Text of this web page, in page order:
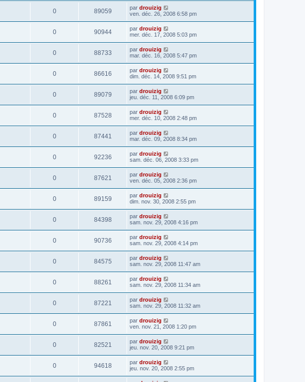
0 89059 par drouizig
ven. déc. 26, 2008 6:58 pm
0 90944 par drouizig
mer. déc. 17, 2008 5:03 pm
0 88733 par drouizig
mar. déc. 16, 2008 5:47 pm
0 86616 par drouizig
dim. déc. 14, 2008 9:51 pm
0 89079 par drouizig
jeu. déc. 11, 2008 6:09 pm
0 87528 par drouizig
mer. déc. 10, 2008 2:48 pm
0 87441 par drouizig
mar. déc. 09, 2008 8:34 pm
0 92236 par drouizig
sam. déc. 06, 2008 3:33 pm
0 87621 par drouizig
ven. déc. 05, 2008 2:36 pm
0 89159 par drouizig
dim. nov. 30, 2008 2:55 pm
0 84398 par drouizig
sam. nov. 29, 2008 4:16 pm
0 90736 par drouizig
sam. nov. 29, 2008 4:14 pm
0 84575 par drouizig
sam. nov. 29, 2008 11:47 am
0 88261 par drouizig
sam. nov. 29, 2008 11:34 am
0 87221 par drouizig
sam. nov. 29, 2008 11:32 am
0 87861 par drouizig
ven. nov. 21, 2008 1:20 pm
0 82521 par drouizig
jeu. nov. 20, 2008 9:21 pm
0 94618 par drouizig
jeu. nov. 20, 2008 2:55 pm